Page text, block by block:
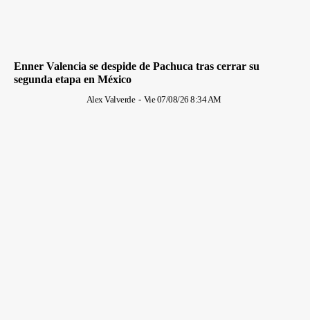
Enner Valencia se despide de Pachuca tras cerrar su
segunda etapa en México
Alex Valverde - Vie 07/08/26 8:34 AM